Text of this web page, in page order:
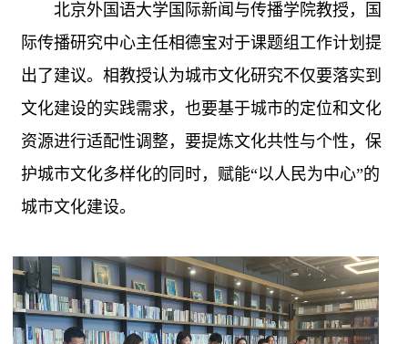
北京外国语大学国际新闻与传播学院教授，国
际传播研究中心主任相德宝对于课题组工作计划提
出了建议。相教授认为城市文化研究不仅要落实到
文化建设的实践需求，也要基于城市的定位和文化
资源进行适配性调整，要提炼文化共性与个性，保
护城市文化多样化的同时，赋能“以人民为中心”的
城市文化建设。